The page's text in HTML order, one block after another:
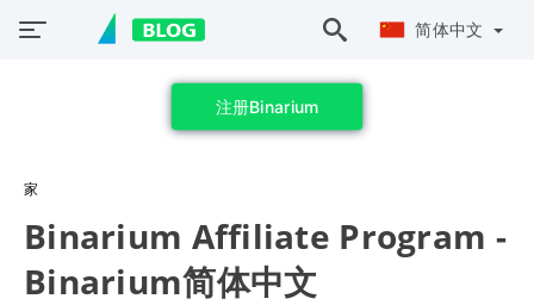
简体中文
注册Binarium
家
Binarium Affiliate Program -
Binarium简体中文